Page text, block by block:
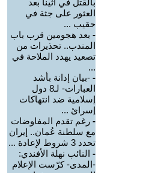
بالقتل في أثينا بعد
العثور على جثة في
حقيب ...
- بعد هجومين قرب باب
المندب.. تحذيرات من
تصعيد يهدد الملاحة في
...
- -بيان إدانة بأشد
العبارات- لـ8 دول
إسلامية ضد انتهاكات
إسرائ ...
- رغم تقدم المفاوضات
مع سلطنة عُمان.. إيران
تحدد 3 شروط لإعادة ...
- النائب نهلة الأفندي:
-المدى- كرّست الإعلام